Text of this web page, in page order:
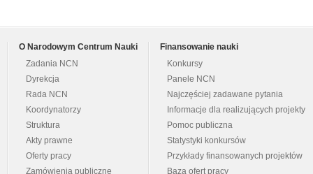
O Narodowym Centrum Nauki
Zadania NCN
Dyrekcja
Rada NCN
Koordynatorzy
Struktura
Akty prawne
Oferty pracy
Zamówienia publiczne
Finansowanie nauki
Konkursy
Panele NCN
Najczęściej zadawane pytania
Informacje dla realizujących projekty
Pomoc publiczna
Statystyki konkursów
Przykłady finansowanych projektów
Baza ofert pracy